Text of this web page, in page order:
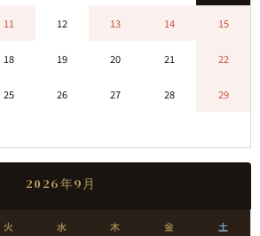
11 12 13 14 15
18 19 20 21 22
25 26 27 28 29
2026年9月
火 水 木 金 土